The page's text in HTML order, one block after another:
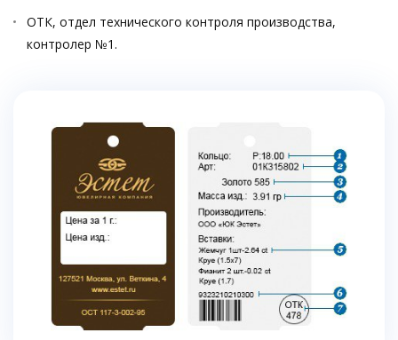
ОТК, отдел технического контроля производства,
контролер №1.